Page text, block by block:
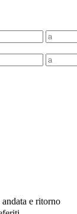
e ritorno